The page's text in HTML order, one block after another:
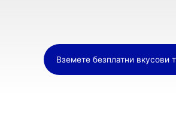
Вземете безплатни вкусови